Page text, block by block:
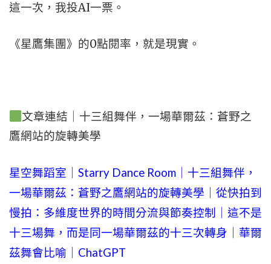
這一次，我投AI一票。
《星鷹集團》的0點閱率，就是現實。
文章連結｜十三組舞伴，一場華爾茲：蒼野之
鷹網站的旋轉美學
星空舞蹈室｜Starry Dance Room｜十三組舞伴，
一場華爾茲：蒼野之鷹網站的旋轉美學｜從快拍到
慢拍：多維度世界的時間分流與節奏控制｜這不是
十三場舞，而是同一場華爾茲的十三次轉身｜華爾
茲舞會比喻｜ChatGPT